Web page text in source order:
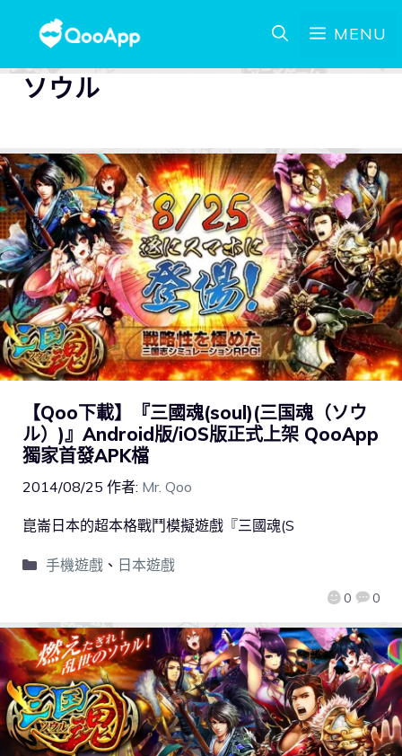
MENU
ソウル
【Qoo下載】『三國魂(soul)(三国魂（ソウ
ル）)』Android版/iOS版正式上架 QooApp
獨家首發APK檔
2014/08/25 作者: Mr. Qoo
0 0
崑崙日本的超本格戰鬥模擬遊戲『三國魂(S
手機遊戲、 日本遊戲